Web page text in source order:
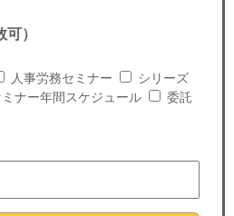
）
人事労務セミナー
シリーズ
ナー年間スケジュール
委託